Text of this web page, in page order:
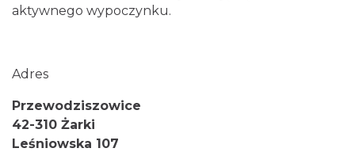
aktywnego wypoczynku.
Adres
Przewodziszowice
42-310 Żarki
Leśniowska 107